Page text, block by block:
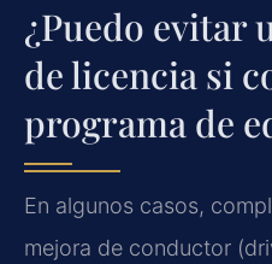
¿Puedo evitar
de licencia si
programa de
En algunos casos,
mejora de conductor (